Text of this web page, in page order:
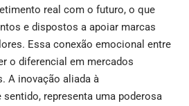
real com o futuro, o que
e dispostos a apoiar marcas
Essa conexão emocional entre
o diferencial em mercados
A inovação aliada à
representa uma poderosa